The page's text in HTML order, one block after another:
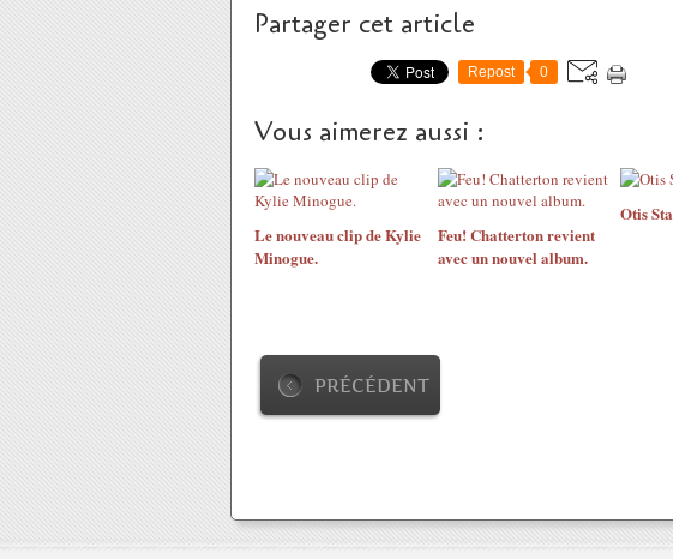
Partager cet article
Repost 0
Vous aimerez aussi :
Le nouveau clip de Kylie
Minogue.
Feu! Chatterton revient
avec un nouvel album.
Otis
PRÉCÉDENT